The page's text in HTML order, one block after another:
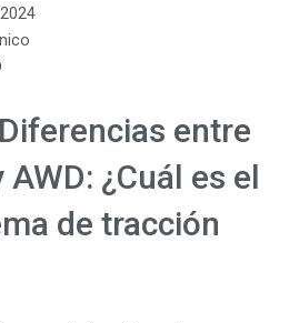
entre
AWD: ¿Cuál es el
de tracción